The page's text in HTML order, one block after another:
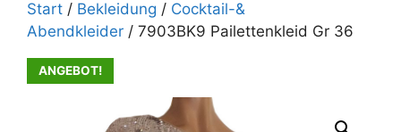
Start / Bekleidung / Cocktail-&
Abendkleider / 7903BK9 Pailettenkleid Gr 36
ANGEBOT!